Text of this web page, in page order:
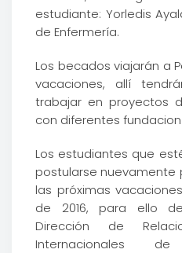
estudiante: Yorledis
de Enfermería.
Los becados viajarán a
vacaciones, allí
trabajar en proyectos
con diferentes
Los estudiantes que
postularse nuevamente
las próximas
de 2016, para ello
Dirección de